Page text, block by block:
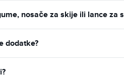
nosače za skije ili lance za
dodatke?